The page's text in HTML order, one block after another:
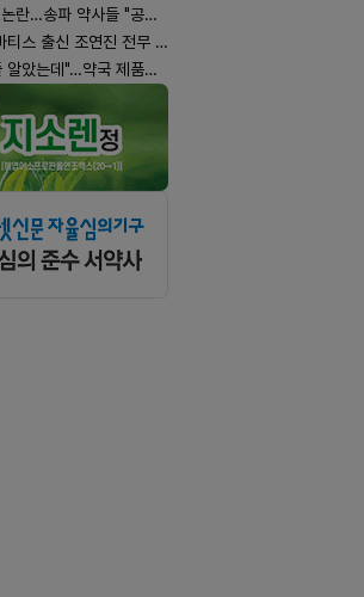
파 약사들 "공공성 훼손"
출신 조연진 전무 내정
"…약국 제품과 비교해보니